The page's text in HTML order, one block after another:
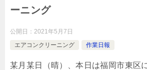
ーニング
公開日： 2021年5月7日
エアコンクリーニング
作業日報
某月某日（晴）、本日は福岡市東区